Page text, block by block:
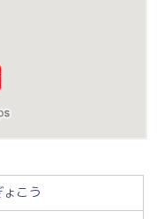
こう